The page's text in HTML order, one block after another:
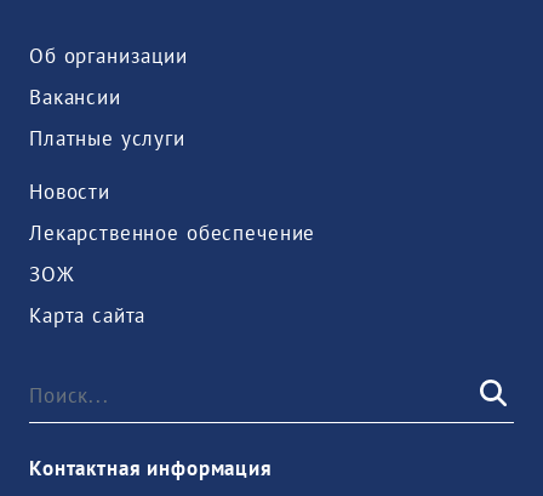
Об организации
Вакансии
Платные услуги
Новости
Лекарственное обеспечение
ЗОЖ
Карта сайта
Контактная информация